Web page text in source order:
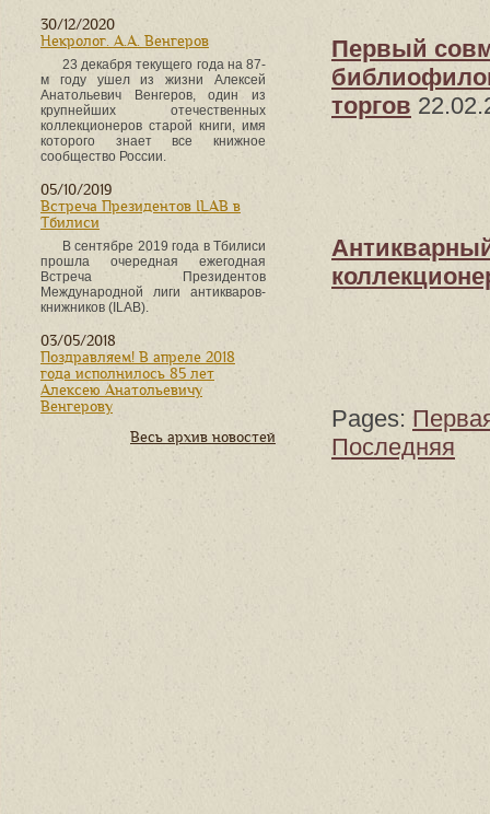
Первый
торгов
Pages:
Последняя
30/12/2020
Некролог. А.А. Венгеров
23 декабря текущего года на 87-
м году ушел из жизни Алексей
Анатольевич Венгеров, один из
крупнейших отечественных
коллекционеров старой книги, имя
которого знает все книжное
сообщество России.
05/10/2019
Встреча Президентов ILAB в
Тбилиси
В сентябре 2019 года в Тбилиси
прошла очередная ежегодная
Встреча Президентов
Международной лиги антикваров-
книжников (ILAB).
03/05/2018
Поздравляем! В апреле 2018
года исполнилось 85 лет
Алексею Анатольевичу
Венгерову
Весь архив новостей